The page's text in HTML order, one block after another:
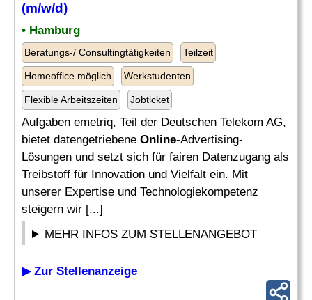
(m/w/d)
• Hamburg
Beratungs-/ Consultingtätigkeiten Teilzeit
Homeoffice möglich Werkstudenten
Flexible Arbeitszeiten Jobticket
Aufgaben emetriq, Teil der Deutschen Telekom AG,
bietet datengetriebene Online-Advertising-
Lösungen und setzt sich für fairen Datenzugang als
Treibstoff für Innovation und Vielfalt ein. Mit
unserer Expertise und Technologiekompetenz
steigern wir [...]
MEHR INFOS ZUM STELLENANGEBOT
▶ Zur Stellenanzeige